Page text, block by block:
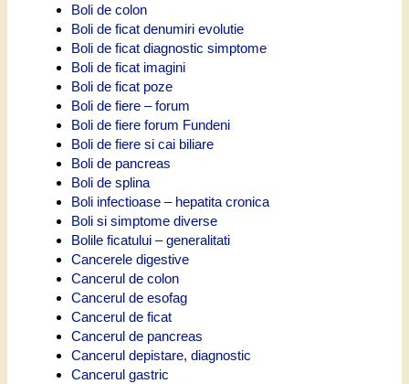
Boli de colon
Boli de ficat denumiri evolutie
Boli de ficat diagnostic simptome
Boli de ficat imagini
Boli de ficat poze
Boli de fiere – forum
Boli de fiere forum Fundeni
Boli de fiere si cai biliare
Boli de pancreas
Boli de splina
Boli infectioase – hepatita cronica
Boli si simptome diverse
Bolile ficatului – generalitati
Cancerele digestive
Cancerul de colon
Cancerul de esofag
Cancerul de ficat
Cancerul de pancreas
Cancerul depistare, diagnostic
Cancerul gastric